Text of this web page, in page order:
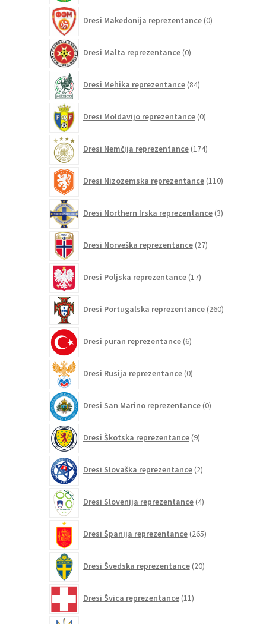
Dresi Makedonija reprezentance 0izdelkov
Dresi Malta reprezentance 0izdelkov
Dresi Mehika reprezentance 84izdelkov
Dresi Moldavijo reprezentance 0izdelkov
Dresi Nemčija reprezentance 174izdelkov
Dresi Nizozemska reprezentance 110izdelkov
Dresi Northern Irska reprezentance 3izdelki
Dresi Norveška reprezentance 27izdelkov
Dresi Poljska reprezentance 17izdelkov
Dresi Portugalska reprezentance 260izdelkov
Dresi puran reprezentance 6izdelkov
Dresi Rusija reprezentance 0izdelkov
Dresi San Marino reprezentance 0izdelkov
Dresi Škotska reprezentance 9izdelkov
Dresi Slovaška reprezentance 2izdelka
Dresi Slovenija reprezentance 4izdelki
Dresi Španija reprezentance 265izdelkov
Dresi Švedska reprezentance 20izdelkov
Dresi Švica reprezentance 11izdelkov